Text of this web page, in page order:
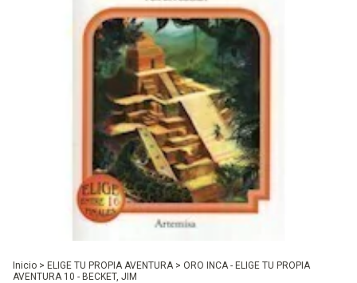
Inicio > ELIGE TU PROPIA AVENTURA > ORO INCA - ELIGE TU PROPIA
AVENTURA 10 - BECKET, JIM